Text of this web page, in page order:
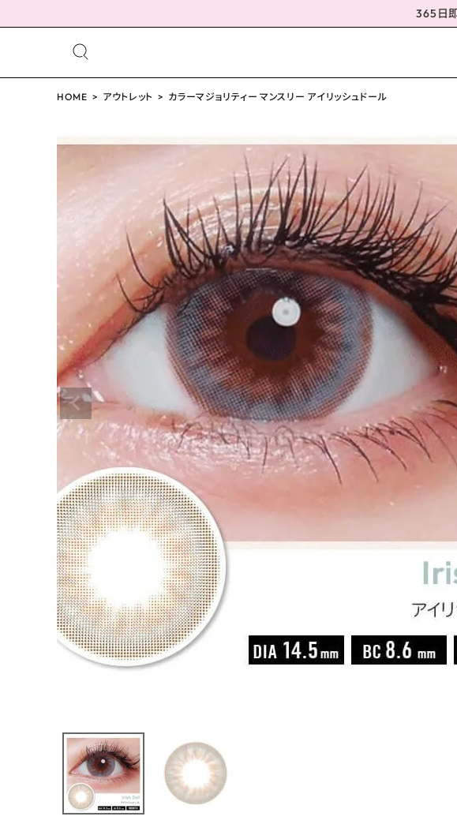
365日
ログイン person 会員登録
お支払い方法について
お買い物ガイド
お問い合わせ
よくあるご質問
HOME アウトレット カラーマジョリティー マンスリー アイリッシュドール